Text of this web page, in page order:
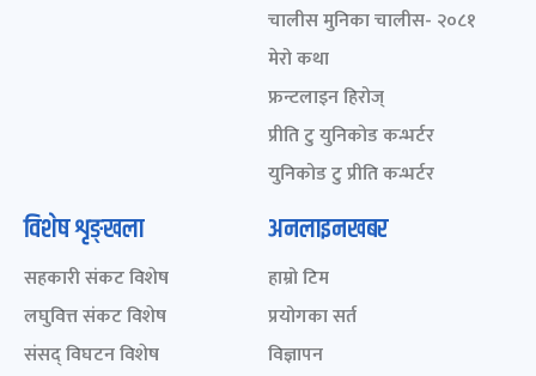
चालीस मुनिका चालीस- २०८१
मेरो कथा
फ्रन्टलाइन हिरोज्
प्रीति टु युनिकोड कन्भर्टर
युनिकोड टु प्रीति कन्भर्टर
विशेष शृङ्खला
सहकारी संकट विशेष
लघुवित्त संकट विशेष
संसद् विघटन विशेष
अनलाइनखबर
हाम्रो टिम
प्रयोगका सर्त
विज्ञापन